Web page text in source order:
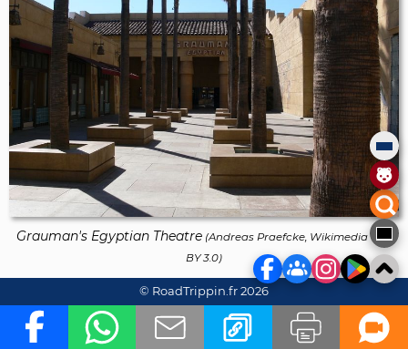
Grauman's Egyptian Theatre (Andreas Praefcke, Wikimedia- CC
BY 3.0)
Grauman's Egyptian Theatreest une autre salle de
cinéma historique du quartier, située au 6706
Hollywood Boulevard et inscrite comme Los Angeles
© RoadTrippin.fr 2026